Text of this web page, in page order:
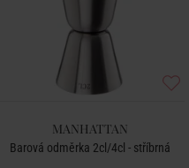
MANHATTAN
Barová odměrka 2cl/4cl - stříbrná